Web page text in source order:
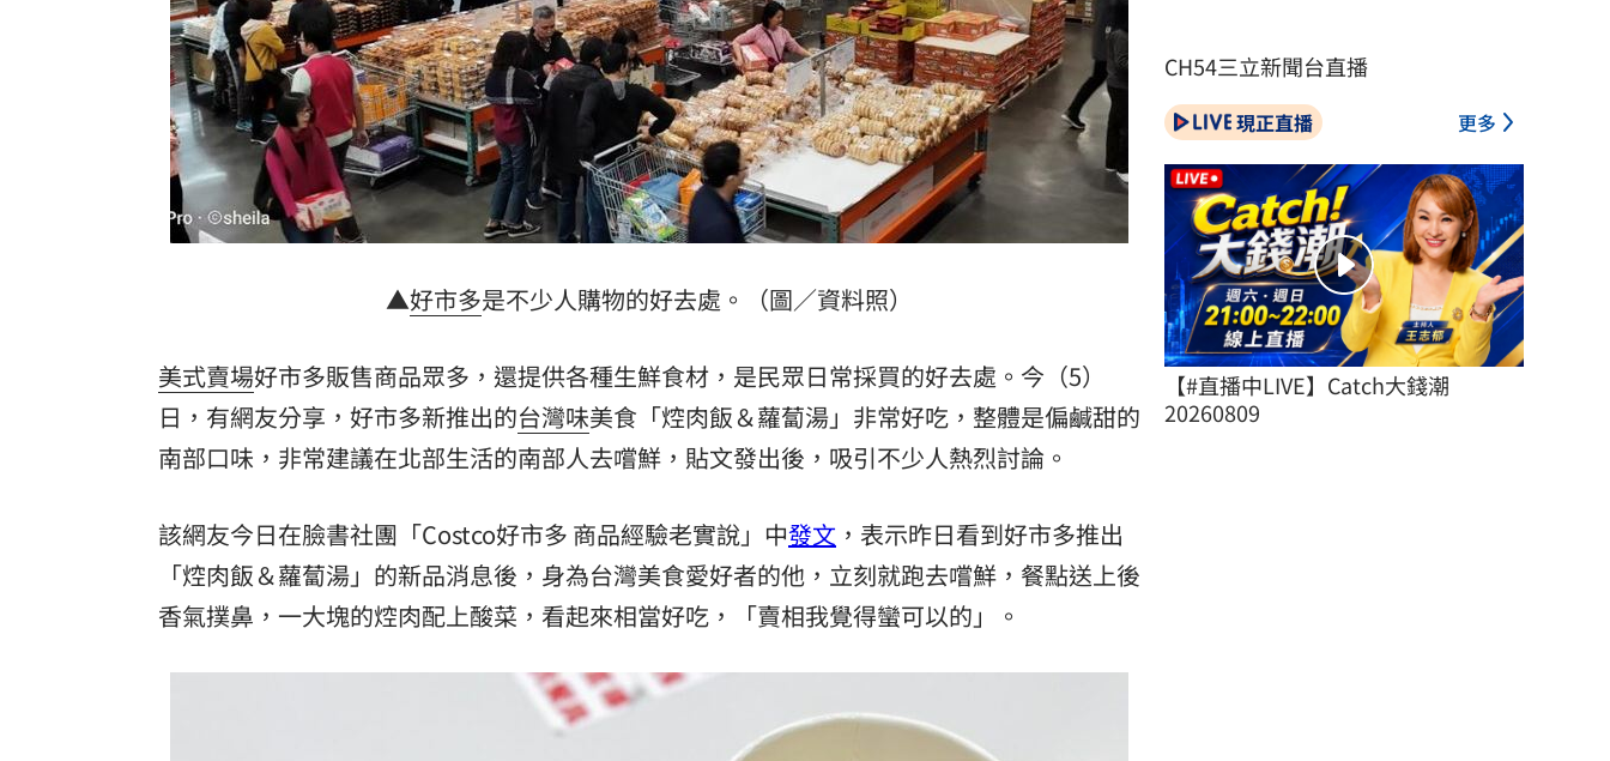
KISS OF LIFE飆唱 秀經典擦汗全場瘋掉 20:08
台股7月大回檔！0050申購額再破紀錄 20:08
2000人堵教堂搶看C羅婚禮 竟是超大烏龍
台灣彩券開獎直播中 20:31
LIVE三立+24小時直播 15:27
三立iNEWS新聞台線上直播 18:00
商場戰國來臨 台中「頂奢大道」逐漸成形 12:00
「拍片人的多重宇宙」職涯論壇9/12登場！ 10:30
理想混蛋號召粉絲跨海追星吃美食！ 18:15
▲好市多是不少人購物的好去處。（圖／資料照）
美式賣場好市多販售商品眾多，還提供各種生鮮食材，是民眾日常採買的好去處。今（5）
日，有網友分享，好市多新推出的台灣味美食「焢肉飯＆蘿蔔湯」非常好吃，整體是偏鹹甜的
南部口味，非常建議在北部生活的南部人去嚐鮮，貼文發出後，吸引不少人熱烈討論。
該網友今日在臉書社團「Costco好市多 商品經驗老實說」中發文 ，表示昨日看到好市多推出
「焢肉飯＆蘿蔔湯」的新品消息後，身為台灣美食愛好者的他，立刻就跑去嚐鮮，餐點送上後
香氣撲鼻，一大塊的焢肉配上酸菜，看起來相當好吃，「賣相我覺得蠻可以的」。
CH54三立新聞台直播
現正直播 更多
【#直播中LIVE】Catch大錢潮
20260809